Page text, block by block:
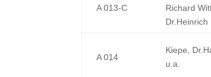
A 013-C
Richard
Dr.Heinrich
A 014
Kiepe,
u.a.